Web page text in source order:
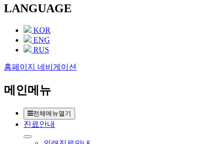
LANGUAGE
KOR
ENG
RUS
홈페이지 네비게이션
메인메뉴
전체메뉴열기
진료안내